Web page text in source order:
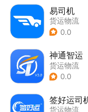
易司机
货运物流
0.0
神通智运
货运物流
0.0
签好运司